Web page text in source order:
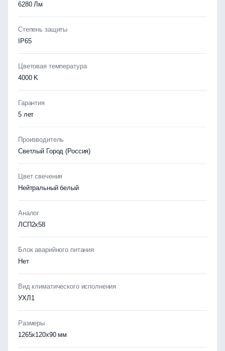
6280 Лм
Степень защиты
IP65
Цветовая температура
4000 K
Гарантия
5 лет
Производитель
Светлый Город (Россия)
Цвет свечения
Нейтральный белый
Аналог
ЛСП2х58
Блок аварийного питания
Нет
Вид климатического исполнения
УХЛ1
Размеры
1265x120x90 мм